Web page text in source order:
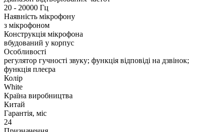
20 - 20000 Гц
Наявність мікрофону
з мікрофоном
Конструкція мікрофона
вбудований у корпус
Особливості
регулятор гучності звуку; функція відповіді на дзвінок;
функція плеєра
Колір
White
Країна виробництва
Китай
Гарантія, міс
24